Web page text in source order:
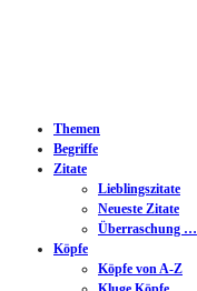
Themen
Begriffe
Zitate
Lieblingszitate
Neueste Zitate
Überraschung …
Köpfe
Köpfe von A-Z